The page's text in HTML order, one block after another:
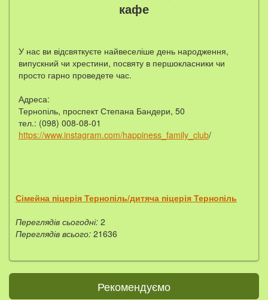
кафе
У нас ви відсвяткуєте найвеселіше день народження,
випускний чи хрестини, посвяту в першокласники чи
просто гарно проведете час.
Адреса:
Тернопіль, проспект Степана Бандери, 50
тел.: (098) 008-08-01
https://www.instagram.com/happiness_family_club/
Сімейна піцерія Тернопіль/дитяча піцерія Тернопіль
Переглядів сьогодні: 2
Переглядів всього: 21636
Рекомендуємо